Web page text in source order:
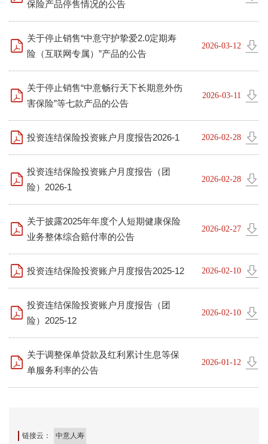
保险产品停售情况的公告
关于停止销售“中意守护挚爱2.0定期寿
险（互联网专属）”产品的公告
2026-03-12
关于停止销售“中意畅行天下长期意外伤
害保险”等七款产品的公告
2026-03-11
投资连结保险投资账户月度报告2026-1 2026-02-28
投资连结保险投资账户月度报告（团
险）2026-1
2026-02-28
关于披露2025年年度个人短期健康保险
业务整体综合赔付率的公告
2026-02-27
投资连结保险投资账户月度报告2025-12 2026-02-10
投资连结保险投资账户月度报告（团
险）2025-12
2026-02-10
关于调整保单贷款及红利累计生息等保
单服务利率的公告
2026-01-12
链接云： 中意人寿